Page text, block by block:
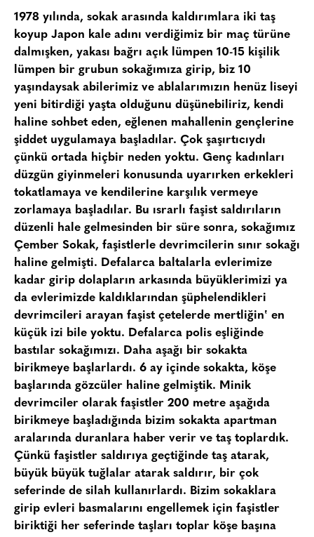
1978 yılında, sokak arasında kaldırımlara iki taş
koyup Japon kale adını verdiğimiz bir maç türüne
dalmışken, yakası bağrı açık lümpen 10-15 kişilik
lümpen bir grubun sokağımıza girip, biz 10
yaşındaysak abilerimiz ve ablalarımızın henüz liseyi
yeni bitirdiği yaşta olduğunu düşünebiliriz, kendi
haline sohbet eden, eğlenen mahallenin gençlerine
şiddet uygulamaya başladılar. Çok şaşırtıcıydı
çünkü ortada hiçbir neden yoktu. Genç kadınları
düzgün giyinmeleri konusunda uyarırken erkekleri
tokatlamaya ve kendilerine karşılık vermeye
zorlamaya başladılar. Bu ısrarlı faşist saldırıların
düzenli hale gelmesinden bir süre sonra, sokağımız
Çember Sokak, faşistlerle devrimcilerin sınır sokağı
haline gelmişti. Defalarca baltalarla evlerimize
kadar girip dolapların arkasında büyüklerimizi ya
da evlerimizde kaldıklarından şüphelendikleri
devrimcileri arayan faşist çetelerde mertliğin‛ en
küçük izi bile yoktu. Defalarca polis eşliğinde
bastılar sokağımızı. Daha aşağı bir sokakta
birikmeye başlarlardı. 6 ay içinde sokakta, köşe
başlarında gözcüler haline gelmiştik. Minik
devrimciler olarak faşistler 200 metre aşağıda
birikmeye başladığında bizim sokakta apartman
aralarında duranlara haber verir ve taş toplardık.
Çünkü faşistler saldırıya geçtiğinde taş atarak,
büyük büyük tuğlalar atarak saldırır, bir çok
seferinde de silah kullanırlardı. Bizim sokaklara
girip evleri basmalarını engellemek için faşistler
biriktiği her seferinde taşları toplar köşe başına